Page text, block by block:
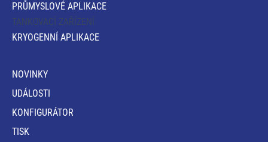
PRŮMYSLOVÉ APLIKACE
TANKOVACÍ ZAŘÍZENÍ
KRYOGENNÍ APLIKACE
NOVINKY
UDÁLOSTI
KONFIGURÁTOR
TISK